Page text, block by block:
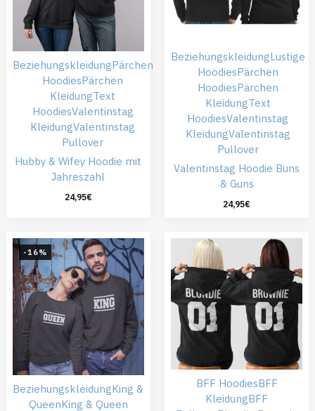
BeziehungskleidungPärchen
HoodiesPärchen
KleidungText
HoodiesValentinstag
KleidungValentinstag
Pullover
Hubby & Wifey Hoodie mit
Jahreszahl
24,95€
BeziehungskleidungLustige
HoodiesPärchen
HoodiesPärchen
KleidungText
HoodiesValentinstag
KleidungValentinstag
Pullover
Valentinstag Hoodie Buns
& Guns
24,95€
-16%
BeziehungskleidungKing &
QueenKing & Queen
BFF HoodiesBFF
KleidungBFF